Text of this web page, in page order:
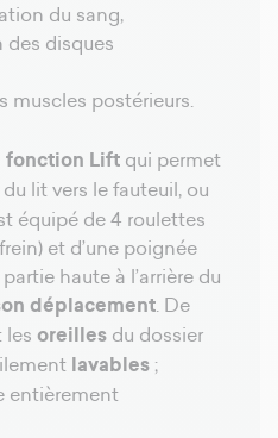
du sang,
disques
muscles postérieurs.
fonction Lift qui permet
du lit vers le fauteuil, ou
équipé de 4 roulettes
et d’une poignée
haute à l’arrière du
déplacement. De
les oreilles du dossier
lavables ;
entièrement